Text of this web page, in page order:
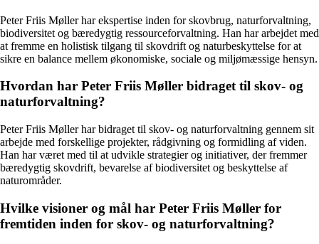
Peter Friis Møller har ekspertise inden for skovbrug, naturforvaltning,
biodiversitet og bæredygtig ressourceforvaltning. Han har arbejdet med
at fremme en holistisk tilgang til skovdrift og naturbeskyttelse for at
sikre en balance mellem økonomiske, sociale og miljømæssige hensyn.
Hvordan har Peter Friis Møller bidraget til skov- og
naturforvaltning?
Peter Friis Møller har bidraget til skov- og naturforvaltning gennem sit
arbejde med forskellige projekter, rådgivning og formidling af viden.
Han har været med til at udvikle strategier og initiativer, der fremmer
bæredygtig skovdrift, bevarelse af biodiversitet og beskyttelse af
naturområder.
Hvilke visioner og mål har Peter Friis Møller for
fremtiden inden for skov- og naturforvaltning?